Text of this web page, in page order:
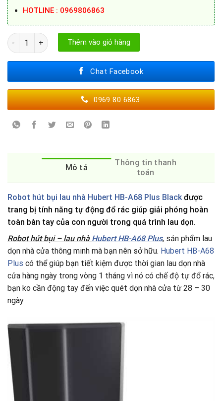
HOTLINE : 0969806863
Robot hút bụi lau nhà Hubert HB-A68 Plus Black số lượng
Thêm vào giỏ hàng
Chat Facebook
0969 80 6863
Mô tả
Thông tin thanh
toán
Robot hút bụi lau nhà Hubert HB-A68 Plus Black được
trang bị tính năng tự động đổ rác giúp giải phóng hoàn
toàn bàn tay của con người trong quá trình lau dọn.
Robot hút bụi – lau nhà Hubert HB-A68 Plus, sản phẩm lau
dọn nhà cửa thông minh mà bạn nên sở hữu. Hubert HB-A68
Plus có thể giúp bạn tiết kiệm được thời gian lau dọn nhà
cửa hàng ngày trong vòng 1 tháng vì nó có chế độ tự đổ rác,
bạn ko cần động tay đến việc quét dọn nhà cửa từ 28 – 30
ngày